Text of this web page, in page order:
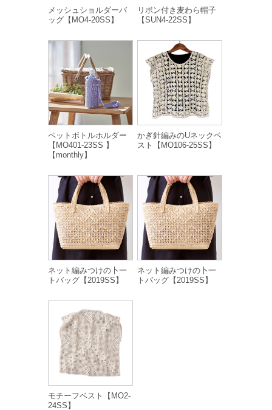
メッシュショルダーバ
ッグ【MO4-20SS】
リボン付き麦わら帽子
【SUN4-22SS】
ペットボトルホルダー
【MO401-23SS 】
【monthly】
かぎ針編みのUネックベ
スト【MO106-25SS】
ネット編みつけの卜一
トバッグ【2019SS】
ネット編みつけの卜一
トバッグ【2019SS】
モチーフベスト【MO2-
24SS】